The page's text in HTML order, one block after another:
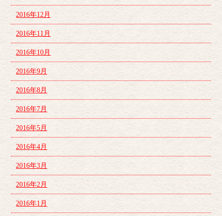
2016年12月
2016年11月
2016年10月
2016年9月
2016年8月
2016年7月
2016年5月
2016年4月
2016年3月
2016年2月
2016年1月